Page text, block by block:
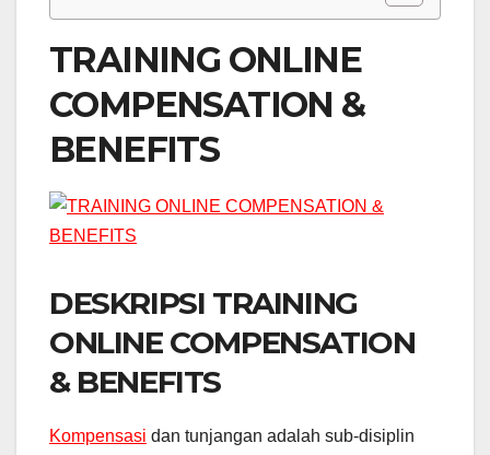
TRAINING ONLINE
COMPENSATION &
BENEFITS
DESKRIPSI TRAINING
ONLINE COMPENSATION
& BENEFITS
Kompensasi dan tunjangan adalah sub-disiplin